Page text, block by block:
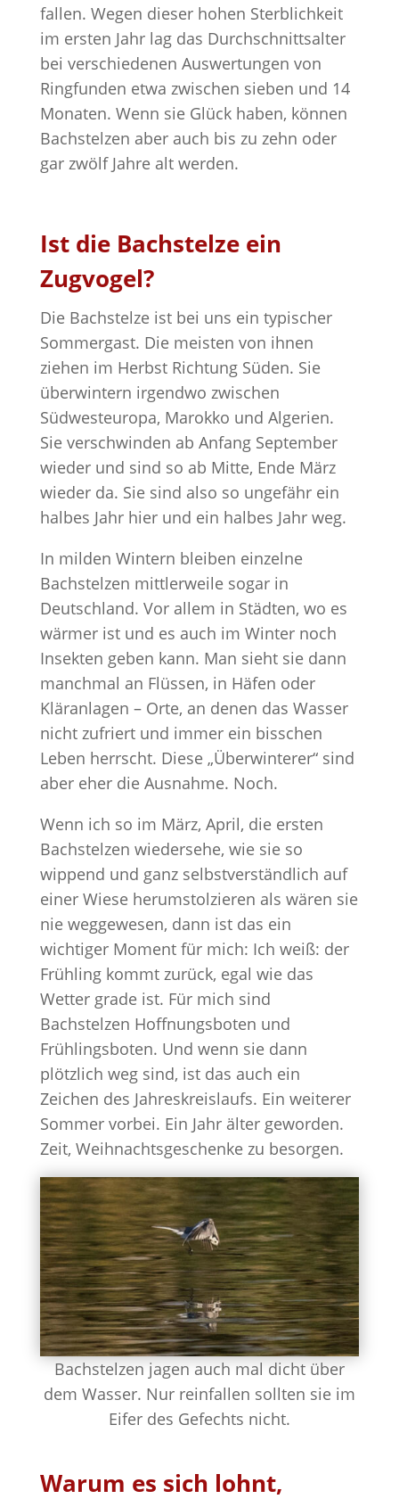
fallen. Wegen dieser hohen Sterblichkeit
im ersten Jahr lag das Durchschnittsalter
bei verschiedenen Auswertungen von
Ringfunden etwa zwischen sieben und 14
Monaten. Wenn sie Glück haben, können
Bachstelzen aber auch bis zu zehn oder
gar zwölf Jahre alt werden.
Ist die Bachstelze ein
Zugvogel?
Die Bachstelze ist bei uns ein typischer
Sommergast. Die meisten von ihnen
ziehen im Herbst Richtung Süden. Sie
überwintern irgendwo zwischen
Südwesteuropa, Marokko und Algerien.
Sie verschwinden ab Anfang September
wieder und sind so ab Mitte, Ende März
wieder da. Sie sind also so ungefähr ein
halbes Jahr hier und ein halbes Jahr weg.
In milden Wintern bleiben einzelne
Bachstelzen mittlerweile sogar in
Deutschland. Vor allem in Städten, wo es
wärmer ist und es auch im Winter noch
Insekten geben kann. Man sieht sie dann
manchmal an Flüssen, in Häfen oder
Kläranlagen – Orte, an denen das Wasser
nicht zufriert und immer ein bisschen
Leben herrscht. Diese „Überwinterer“ sind
aber eher die Ausnahme. Noch.
Wenn ich so im März, April, die ersten
Bachstelzen wiedersehe, wie sie so
wippend und ganz selbstverständlich auf
einer Wiese herumstolzieren als wären sie
nie weggewesen, dann ist das ein
wichtiger Moment für mich: Ich weiß: der
Frühling kommt zurück, egal wie das
Wetter grade ist. Für mich sind
Bachstelzen Hoffnungsboten und
Frühlingsboten. Und wenn sie dann
plötzlich weg sind, ist das auch ein
Zeichen des Jahreskreislaufs. Ein weiterer
Sommer vorbei. Ein Jahr älter geworden.
Zeit, Weihnachtsgeschenke zu besorgen.
Bachstelzen jagen auch mal dicht über
dem Wasser. Nur reinfallen sollten sie im
Eifer des Gefechts nicht.
Warum es sich lohnt,